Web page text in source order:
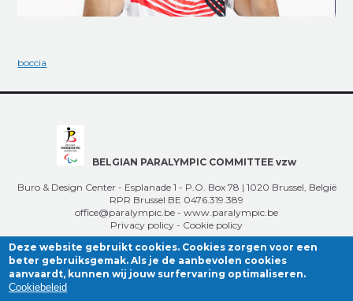
boccia
BELGIAN PARALYMPIC COMMITTEE vzw
Buro & Design Center - Esplanade 1 - P.O. Box 78 | 1020 Brussel, België
RPR Brussel BE 0476.319.389
office@paralympic.be - www.paralympic.be
Privacy policy - Cookie policy
Deze website gebruikt cookies. Cookies zorgen voor een
beter gebruiksgemak. Als je de aanbevolen cookies
aanvaardt, kunnen wij jouw surfervaring optimaliseren.
Cookiebeleid